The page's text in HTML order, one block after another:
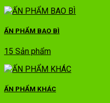
ẤN PHẨM BAO BÌ
15 Sản phẩm
ẤN PHẨM KHÁC